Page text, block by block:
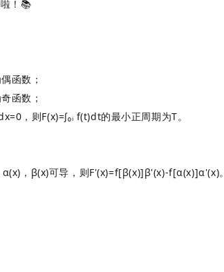
！📚
偶函数 ‌；
奇函数 ‌；
，则F(x)=∫₀ᵢ f(t)dt的最小正周期为‌T‌。
，β(x)可导，则F'(x)=f[β(x)]β'(x)-f[α(x)]α'(x)。